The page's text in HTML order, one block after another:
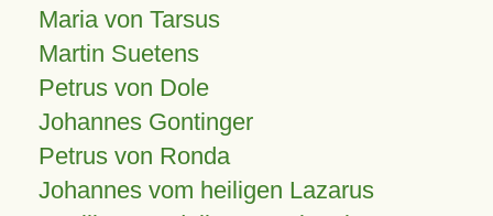
Maria von Tarsus
Martin Suetens
Petrus von Dole
Johannes Gontinger
Petrus von Ronda
Johannes vom heiligen Lazarus